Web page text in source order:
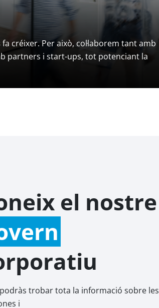
créixer. Per això, col·laborem tant amb
partners i start-ups, tot potenciant la
el nostre
trobar tota la informació sobre les
i